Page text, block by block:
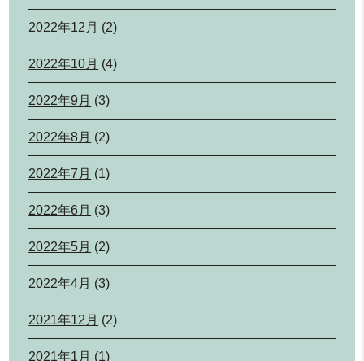
2022年12月 (2)
2022年10月 (4)
2022年9月 (3)
2022年8月 (2)
2022年7月 (1)
2022年6月 (3)
2022年5月 (2)
2022年4月 (3)
2021年12月 (2)
2021年1月 (1)